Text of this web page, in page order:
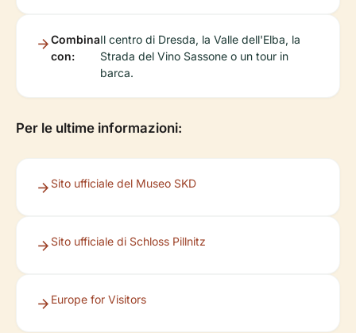
Combina
con:
Il centro di Dresda, la Valle dell'Elba, la
Strada del Vino Sassone o un tour in
barca.
Per le ultime informazioni:
Sito ufficiale del Museo SKD
Sito ufficiale di Schloss Pillnitz
Europe for Visitors